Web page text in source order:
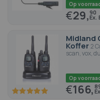
Op
€29,90
Midland
Koffer2
scan, vox,
100 100
Op
€166,